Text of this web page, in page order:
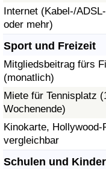
Internet (Kabel-/
oder mehr)
Sport und Freizeit
Mitgliedsbeitrag fürs
(monatlich)
Miete für Tennisplatz
Wochenende)
Kinokarte,
vergleichbar
Schulen und